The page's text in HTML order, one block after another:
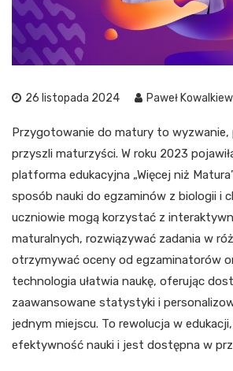
26 listopada 2024 Paweł
Przygotowanie do matury to
przyszli maturzyści. W roku 2023
platforma edukacyjna „Więcej niż
sposób nauki do egzaminów z biologii i
uczniowie mogą korzystać z
maturalnych, rozwiązywać zadania w
otrzymywać oceny od egzaminatorów
technologia ułatwia naukę, oferując
zaawansowane statystyki i
jednym miejscu. To rewolucja w
efektywność nauki i jest dostępna w